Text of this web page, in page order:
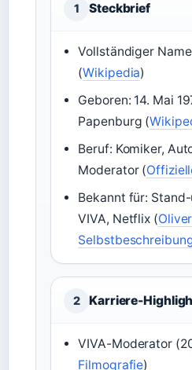
1 Steckbrief
Vollständiger
(Wikipedia)
Geboren: 14. Mai
Papenburg (
Beruf: Komiker,
Moderator (
Bekannt für:
VIVA, Netflix (
2 Karriere-
VIVA-Moderator
Filmografie)